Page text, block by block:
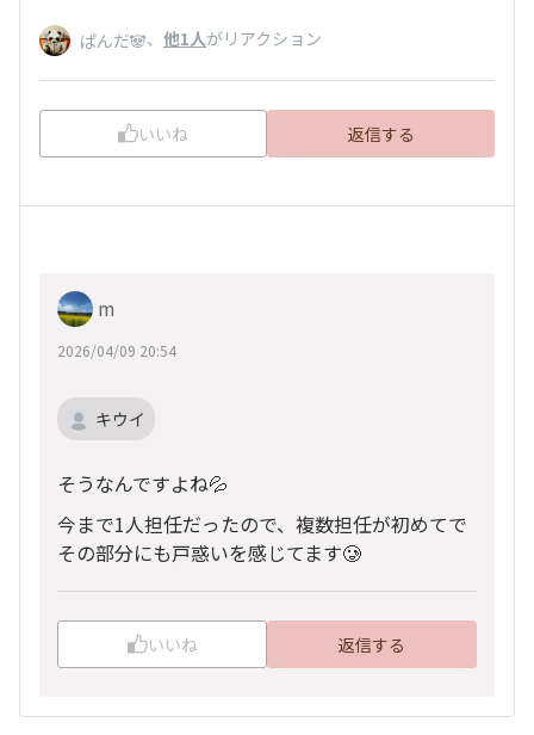
ぱんだ🐼、 他1人がリアクション
いいね 返信する
m
2026/04/09 20:54
キウイ
そうなんですよね💦
今まで1人担任だったので、複数担任が初めてで
その部分にも戸惑いを感じてます🥲
いいね 返信する